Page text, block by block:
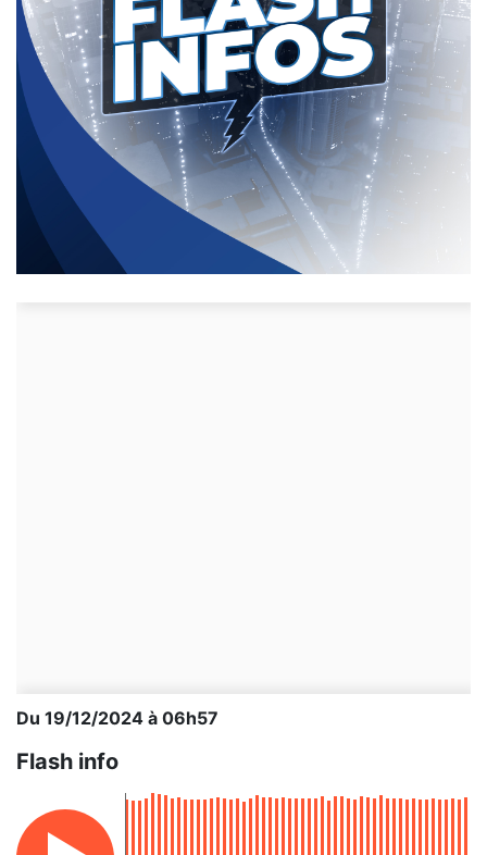
Du 19/12/2024 à 06h57
Flash info